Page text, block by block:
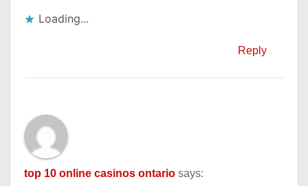
Loading...
Reply
top 10 online casinos ontario says: